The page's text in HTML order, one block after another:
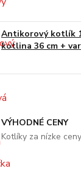
Antikorový kotlík
kotlina 36 cm +
VÝHODNÉ CENY
Kotlíky za nízke ceny